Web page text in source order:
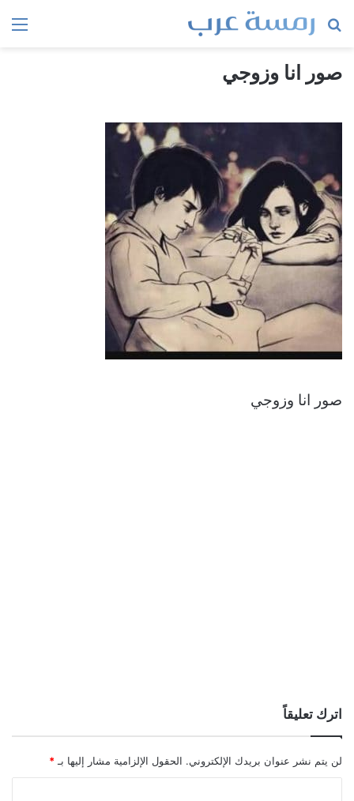
بحث
صور انا وزوجي
صور انا وزوجي
اترك تعليقاً
لن يتم نشر عنوان بريدك الإلكتروني. الحقول الإلزامية مشار إليها بـ *